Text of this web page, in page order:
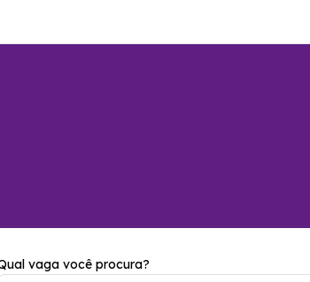
vaga você procura?